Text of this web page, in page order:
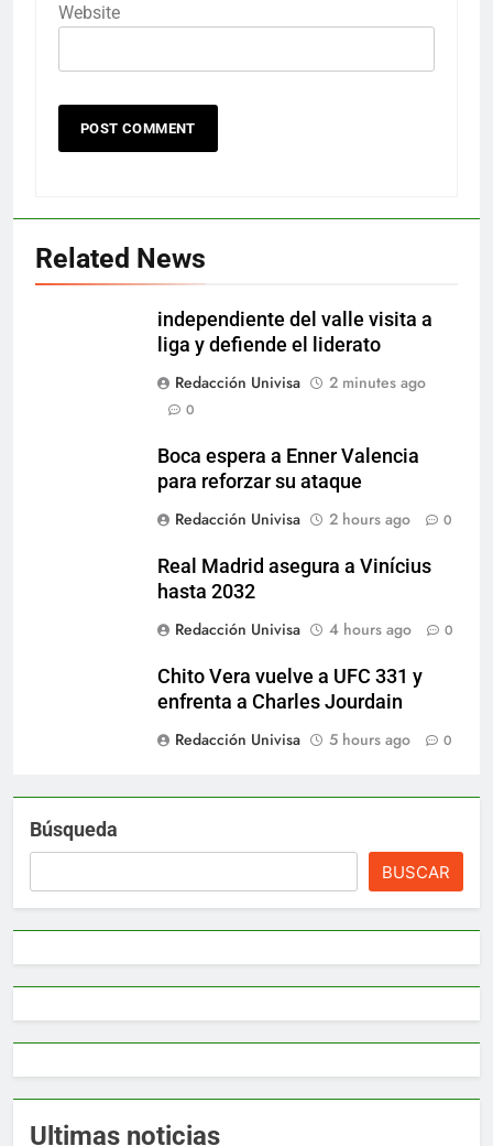
Website
Related News
independiente del valle visita a
liga y defiende el liderato
Redacción Univisa
2 minutes ago
0
Boca espera a Enner Valencia
para reforzar su ataque
Redacción Univisa
2 hours ago 0
Real Madrid asegura a Vinícius
hasta 2032
Redacción Univisa
4 hours ago 0
Chito Vera vuelve a UFC 331 y
enfrenta a Charles Jourdain
Redacción Univisa
5 hours ago 0
Búsqueda
BUSCAR
Ultimas noticias